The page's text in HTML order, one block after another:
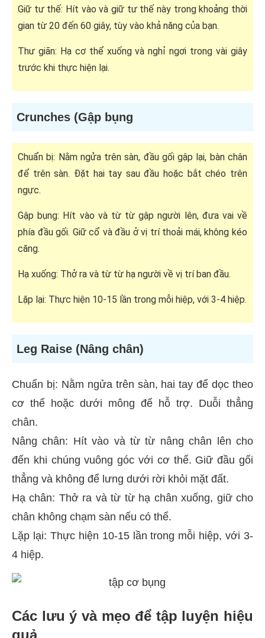
Giữ tư thế: Hít vào và giữ tư thế này trong khoảng thời
gian từ 20 đến 60 giây, tùy vào khả năng của bạn.
Thư giãn: Hạ cơ thể xuống và nghỉ ngơi trong vài giây
trước khi thực hiện lại.
Crunches (Gập bụng
Chuẩn bị: Nằm ngửa trên sàn, đầu gối gập lại, bàn chân
để trên sàn. Đặt hai tay sau đầu hoặc bắt chéo trên
ngực.
Gập bụng: Hít vào và từ từ gập người lên, đưa vai về
phía đầu gối. Giữ cổ và đầu ở vị trí thoải mái, không kéo
căng.
Hạ xuống: Thở ra và từ từ hạ người về vị trí ban đầu.
Lặp lại: Thực hiện 10-15 lần trong mỗi hiệp, với 3-4 hiệp.
Leg Raise (Nâng chân)
Chuẩn bị: Nằm ngửa trên sàn, hai tay để dọc theo
cơ thể hoặc dưới mông để hỗ trợ. Duỗi thẳng
chân.
Nâng chân: Hít vào và từ từ nâng chân lên cho
đến khi chúng vuông góc với cơ thể. Giữ đầu gối
thẳng và không để lưng dưới rời khỏi mặt đất.
Hạ chân: Thở ra và từ từ hạ chân xuống, giữ cho
chân không chạm sàn nếu có thể.
Lặp lại: Thực hiện 10-15 lần trong mỗi hiệp, với 3-
4 hiệp.
Các lưu ý và mẹo để tập luyện hiệu
quả